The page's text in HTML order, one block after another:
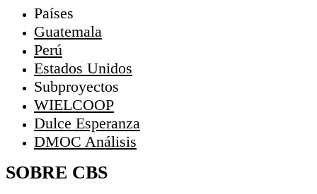
Países
Guatemala
Perú
Estados Unidos
Subproyectos
WIELCOOP
Dulce Esperanza
DMOC Análisis
SOBRE CBS